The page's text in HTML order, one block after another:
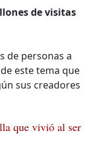
de visitas
de personas a
este tema que
sus creadores
que vivió al ser